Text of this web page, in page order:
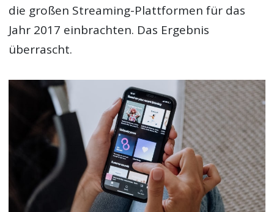
die großen Streaming-Plattformen für das
Jahr 2017 einbrachten. Das Ergebnis
überrascht.